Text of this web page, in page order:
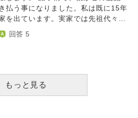
払う事になりました。私は既に15年
を出ています。実家では先祖代々の
が、その中の阿弥陀像や位牌類は実
の従兄が守ってくれる事になりまし
今回の親の引越しや実家の撤去等で
回答 5
もっと見る